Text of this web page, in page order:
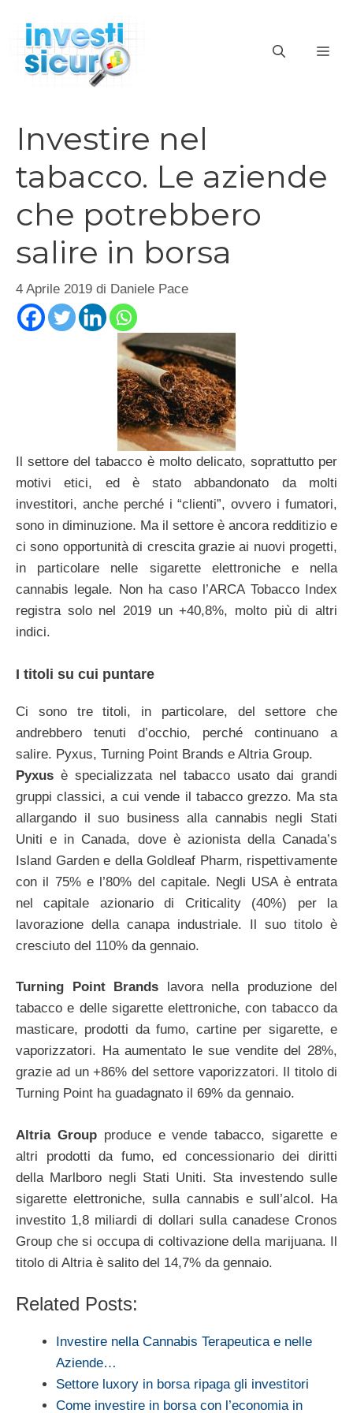
contenuto
Investire nel
tabacco. Le aziende
che potrebbero
salire in borsa
4 Aprile 2019 di Daniele Pace
Il settore del tabacco è molto delicato, soprattutto per
motivi etici, ed è stato abbandonato da molti
investitori, anche perché i “clienti”, ovvero i fumatori,
sono in diminuzione. Ma il settore è ancora redditizio e
ci sono opportunità di crescita grazie ai nuovi progetti,
in particolare nelle sigarette elettroniche e nella
cannabis legale. Non ha caso l’ARCA Tobacco Index
registra solo nel 2019 un +40,8%, molto più di altri
indici.
I titoli su cui puntare
Ci sono tre titoli, in particolare, del settore che
andrebbero tenuti d’occhio, perché continuano a
salire. Pyxus, Turning Point Brands e Altria Group.
Pyxus è specializzata nel tabacco usato dai grandi
gruppi classici, a cui vende il tabacco grezzo. Ma sta
allargando il suo business alla cannabis negli Stati
Uniti e in Canada, dove è azionista della Canada’s
Island Garden e della Goldleaf Pharm, rispettivamente
con il 75% e l’80% del capitale. Negli USA è entrata
nel capitale azionario di Criticality (40%) per la
lavorazione della canapa industriale. Il suo titolo è
cresciuto del 110% da gennaio.
Turning Point Brands lavora nella produzione del
tabacco e delle sigarette elettroniche, con tabacco da
masticare, prodotti da fumo, cartine per sigarette, e
vaporizzatori. Ha aumentato le sue vendite del 28%,
grazie ad un +86% del settore vaporizzatori. Il titolo di
Turning Point ha guadagnato il 69% da gennaio.
Altria Groupproduce e vende tabacco, sigarette e
altri prodotti da fumo, ed concessionario dei diritti
della Marlboro negli Stati Uniti. Sta investendo sulle
sigarette elettroniche, sulla cannabis e sull’alcol. Ha
investito 1,8 miliardi di dollari sulla canadese Cronos
Group che si occupa di coltivazione della marijuana. Il
titolo di Altria è salito del 14,7% da gennaio.
Related Posts:
Investire nella Cannabis Terapeutica e nelle
Aziende…
Settore luxory in borsa ripaga gli investitori
Come investire in borsa con l’economia in